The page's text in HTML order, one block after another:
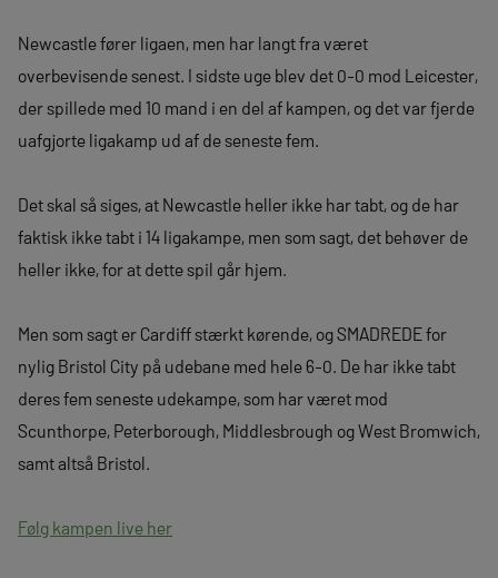
Newcastle fører ligaen, men har langt fra været
overbevisende senest. I sidste uge blev det 0-0 mod Leicester,
der spillede med 10 mand i en del af kampen, og det var fjerde
uafgjorte ligakamp ud af de seneste fem.
Det skal så siges, at Newcastle heller ikke har tabt, og de har
faktisk ikke tabt i 14 ligakampe, men som sagt, det behøver de
heller ikke, for at dette spil går hjem.
Men som sagt er Cardiff stærkt kørende, og SMADREDE for
nylig Bristol City på udebane med hele 6-0. De har ikke tabt
deres fem seneste udekampe, som har været mod
Scunthorpe, Peterborough, Middlesbrough og West Bromwich,
samt altså Bristol.
Følg kampen live her